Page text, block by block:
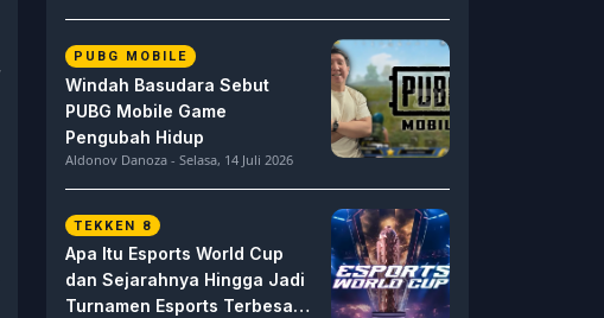
PUBG MOBILE
Windah Basudara Sebut
PUBG Mobile Game
Pengubah Hidup
Aldonov Danoza - Selasa, 14 Juli 2026
TEKKEN 8
Apa Itu Esports World Cup
dan Sejarahnya Hingga Jadi
Turnamen Esports Terbesar